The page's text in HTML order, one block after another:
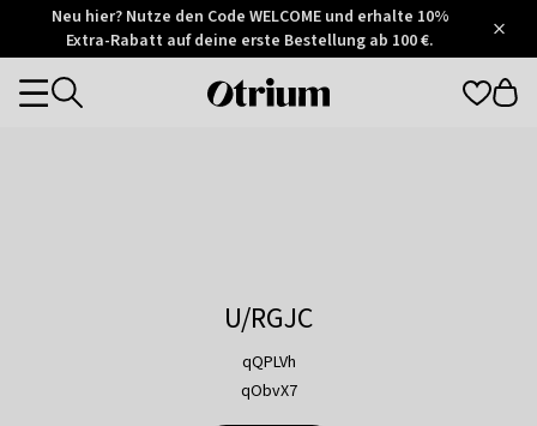
Otrium
Trustpilot
Neu hier? Nutze den Code WELCOME und erhalte 10%
Extra-Rabatt auf deine erste Bestellung ab 100 €.
Otrium
Categories
U/RGJC
qQPLVh
qObvX7